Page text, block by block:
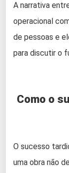
A narrativa
operacional
de pessoas e
para discutir o
Como o
O sucesso
uma obra não